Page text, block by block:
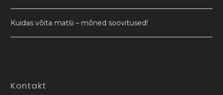
Kuidas võita matši – mõned soovitused!
Kontakt